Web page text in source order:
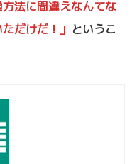
方法に間違えなんてな
だけだ！」 というこ